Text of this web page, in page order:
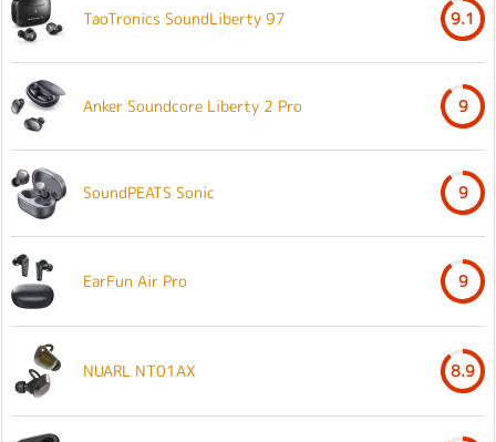
TaoTronics SoundLiberty 97 9.1
Anker Soundcore Liberty 2 Pro 9
SoundPEATS Sonic 9
EarFun Air Pro 9
NUARL NT01AX 8.9